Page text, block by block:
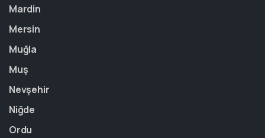
Mardin
Mersin
Muğla
Muş
Nevşehir
Niğde
Ordu